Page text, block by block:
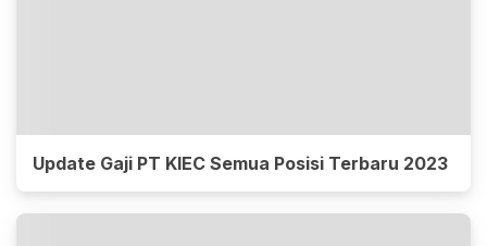
Update Gaji PT KIEC Semua Posisi Terbaru 2023